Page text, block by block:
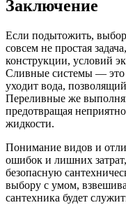
Заключение
Если подытожить,
совсем не простая
конструкции, условий
Сливные системы — это
уходит вода,
Переливные же
предотвращая
жидкости.
Понимание видов и
ошибок и лишних
безопасную
выбору с умом,
сантехника будет